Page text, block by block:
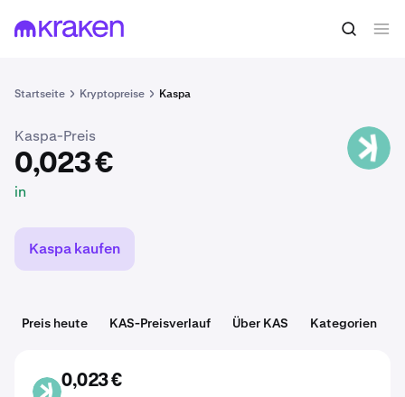
Startseite Kryptopreise Kaspa
0,023 € KAS kaufen
Kaspa-Preis
0,023 €
in
KAS
Kaspa kaufen
Preis heute KAS-Preisverlauf Über KAS Kategorien
KAS
0,023 €